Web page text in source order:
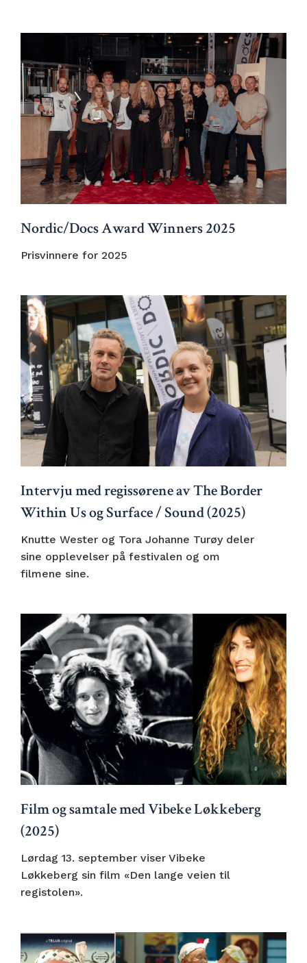
Nordic/Docs Award Winners 2025
Prisvinnere for 2025
Intervju med regissørene av The Border
Within Us og Surface / Sound (2025)
Knutte Wester og Tora Johanne Turøy deler
sine opplevelser på festivalen og om
filmene sine.
Film og samtale med Vibeke Løkkeberg
(2025)
Lørdag 13. september viser Vibeke
Løkkeberg sin film «Den lange veien til
registolen».